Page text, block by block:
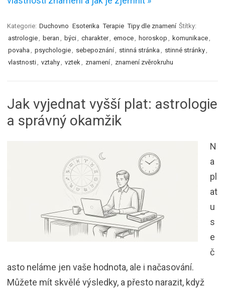
Kategorie: Duchovno Esoterika Terapie Tipy dle znamení Štítky:
astrologie
beran býci charakter emoce horoskop komunikace
povaha
psychologie sebepoznání stinná stránka stinné stránky
vlastnosti
vztahy vztek znamení znamení zvěrokruhu
Jak vyjednat vyšší plat: astrologie
a správný okamžik
N
a
pl
at
u
s
e
č
asto neláme jen vaše hodnota, ale i načasování.
Můžete mít skvělé výsledky, a přesto narazit, když